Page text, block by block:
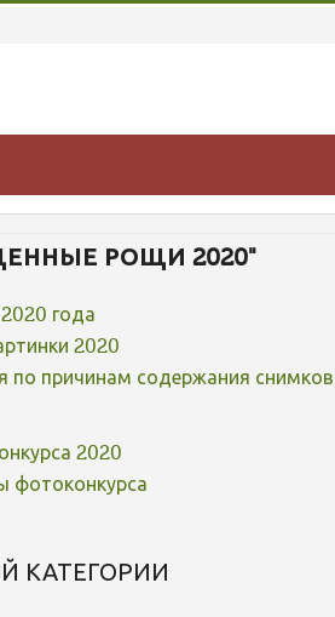
РОЩИ 2020"
года
2020
по причинам содержания снимков
2020
фотоконкурса
КАТЕГОРИИ